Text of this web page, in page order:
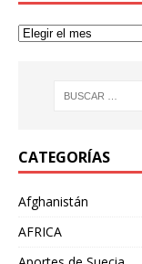
CATEGORÍAS
Afghanistán
AFRICA